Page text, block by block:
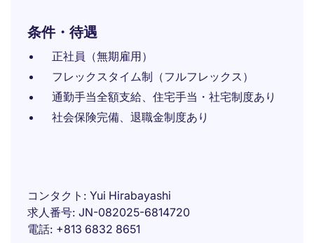
条件・待遇
正社員（無期雇用）
フレックスタイム制（フルフレックス）
通勤手当全額支給、住宅手当・社宅制度あり
社会保険完備、退職金制度あり
コンタクト
Yui Hirabayashi
求人番号 JN-082025-6814720
電話 +813 6832 8651